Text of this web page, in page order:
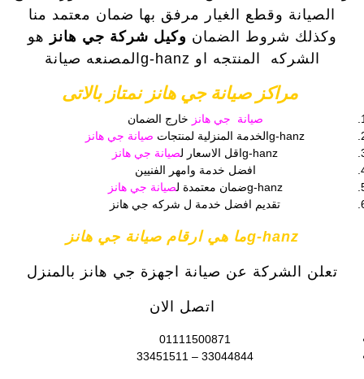
الصيانة وقطع الغيار مرفق بها ضمان معتمد منا
وكذلك شروط الضمان وكيل شركة جي هانز هو
الشركه المنتجه او g-hanzالمصنعه صيانة
مراكز صيانة جي هانز نمتاز بالاتى
صيانة جي هانز خارج الضمان
g-hanzالخدمة المنزلية لمنتجات
صيانة جي هانز
g-hanzاقل الاسعار ل
صيانة جي هانز
افضل خدمة وامهر الفنيين
g-hanzضمان معتمدة ل
صيانة جي هانز
تقديم افضل خدمة ل شركه جي هانز
g-hanzما هي ارقام صيانة جي هانز
تعلن الشركة عن صيانة اجهزة جي هانز بالمنزل
اتصل الان
01111500871
33044844 – 33451511